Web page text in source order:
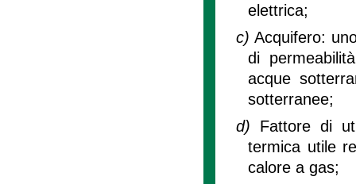
elettrica;
c)Acquifero:
di
acque
sotterranee;
d) Fattore di
termica utile
calore a gas;